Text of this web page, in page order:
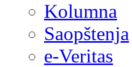
Kolumna
Saopštenja
e-Veritas